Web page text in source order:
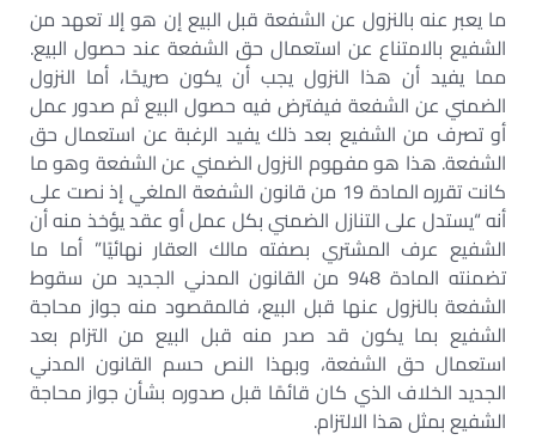
ما يعبر عنه بالنزول عن الشفعة قبل البيع إن هو إلا تعهد من
الشفيع بالامتناع عن استعمال حق الشفعة عند حصول البيع.
مما يفيد أن هذا النزول يجب أن يكون صريحًا، أما النزول
الضمني عن الشفعة فيفترض فيه حصول البيع ثم صدور عمل
أو تصرف من الشفيع بعد ذلك يفيد الرغبة عن استعمال حق
الشفعة. هذا هو مفهوم النزول الضمني عن الشفعة وهو ما
كانت تقرره المادة 19 من قانون الشفعة الملغي إذ نصت على
أنه “يستدل على التنازل الضمني بكل عمل أو عقد يؤخذ منه أن
الشفيع عرف المشتري بصفته مالك العقار نهائيًا” أما ما
تضمنته المادة 948 من القانون المدني الجديد من سقوط
الشفعة بالنزول عنها قبل البيع، فالمقصود منه جواز محاجة
الشفيع بما يكون قد صدر منه قبل البيع من التزام بعد
استعمال حق الشفعة، وبهذا النص حسم القانون المدني
الجديد الخلاف الذي كان قائمًا قبل صدوره بشأن جواز محاجة
الشفيع بمثل هذا الالتزام.